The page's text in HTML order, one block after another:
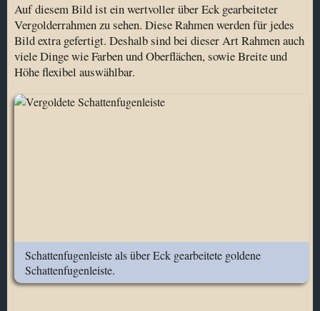
Auf diesem Bild ist ein wertvoller über Eck gearbeiteter
Vergolderrahmen zu sehen. Diese Rahmen werden für jedes
Bild extra gefertigt. Deshalb sind bei dieser Art Rahmen auch
viele Dinge wie Farben und Oberflächen, sowie Breite und
Höhe flexibel auswählbar.
Schattenfugenleiste als über Eck gearbeitete goldene
Schattenfugenleiste.